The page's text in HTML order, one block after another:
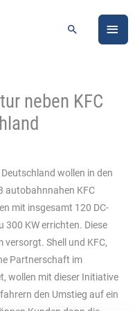
Suchen
neben KFC
wollen in den
autobahnnahen KFC
mit insgesamt 120 DC-
300 KW errichten. Diese
Shell und KFC,
Partnerschaft im
wollen mit dieser Initiative
den Umstieg auf ein